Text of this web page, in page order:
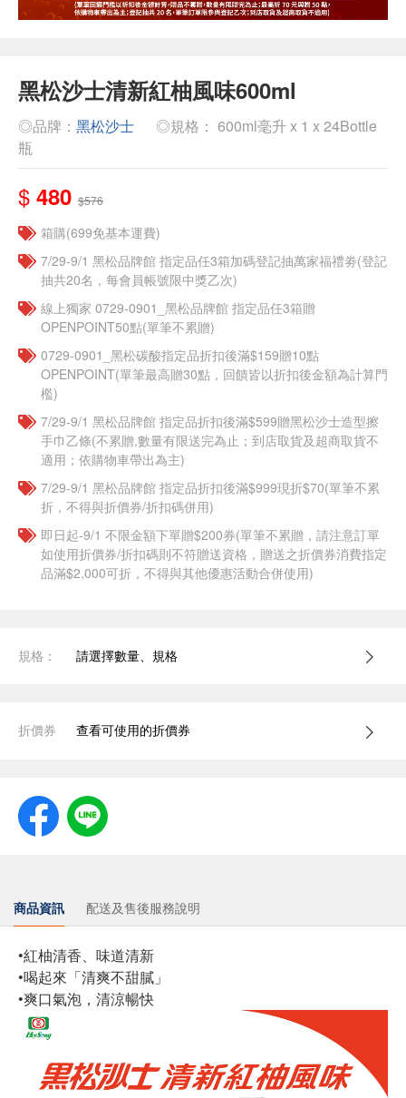
黑松沙士清新紅柚風味600ml
◎品牌： 黑松沙士
◎規格： 600ml毫升 x 1 x 24Bottle
瓶
$ 480 $576
箱購(699免基本運費)
7/29-9/1 黑松品牌館 指定品任3箱加碼登記抽萬家福禮劵(登記
抽共20名，每會員帳號限中獎乙次)
線上獨家 0729-0901_黑松品牌館 指定品任3箱贈
OPENPOINT50點(單筆不累贈)
0729-0901_黑松碳酸指定品折扣後滿$159贈10點
OPENPOINT(單筆最高贈30點，回饋皆以折扣後金額為計算門
檻)
7/29-9/1 黑松品牌館 指定品折扣後滿$599贈黑松沙士造型擦
手巾乙條(不累贈,數量有限送完為止；到店取貨及超商取貨不
適用；依購物車帶出為主)
7/29-9/1 黑松品牌館 指定品折扣後滿$999現折$70(單筆不累
折，不得與折價券/折扣碼併用)
即日起-9/1 不限金額下單贈$200券(單筆不累贈，請注意訂單
如使用折價券/折扣碼則不符贈送資格，贈送之折價券消費指定
品滿$2,000可折，不得與其他優惠活動合併使用)
規格： 請選擇數量、規格
折價券 查看可使用的折價券
商品資訊 配送及售後服務說明
•紅柚清香、味道清新
•喝起來「清爽不甜膩」
•爽口氣泡，清涼暢快